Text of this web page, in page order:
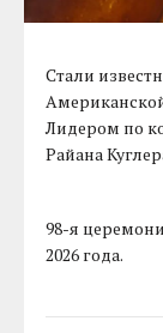
Стали
Лидером по
Райана
98-я
2026 года.